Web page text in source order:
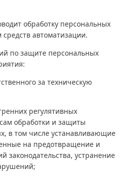
обработку персональных
автоматизации.
по защите персональных
за техническую
регулятивных
обработки и защиты
в том числе устанавливающие
на предотвращение и
законодательства, устранение